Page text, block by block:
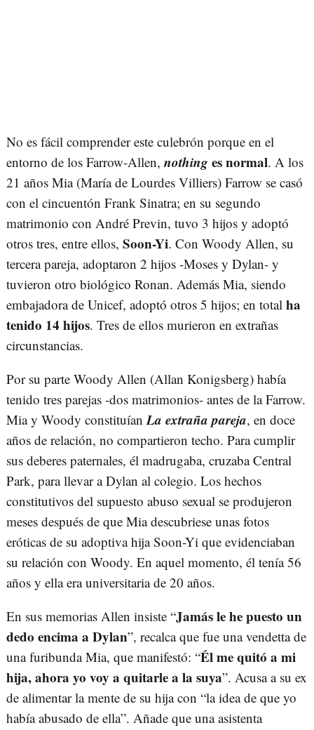
No es fácil comprender este culebrón porque en el
entorno de los Farrow-Allen, nothing es normal. A los
21 años Mia (María de Lourdes Villiers) Farrow se casó
con el cincuentón Frank Sinatra; en su segundo
matrimonio con André Previn, tuvo 3 hijos y adoptó
otros tres, entre ellos, Soon-Yi. Con Woody Allen, su
tercera pareja, adoptaron 2 hijos -Moses y Dylan- y
tuvieron otro biológico Ronan. Además Mia, siendo
embajadora de Unicef, adoptó otros 5 hijos; en total ha
tenido 14 hijos. Tres de ellos murieron en extrañas
circunstancias.
Por su parte Woody Allen (Allan Konigsberg) había
tenido tres parejas -dos matrimonios- antes de la Farrow.
Mia y Woody constituíanLa extraña pareja, en doce
años de relación, no compartieron techo. Para cumplir
sus deberes paternales, él madrugaba, cruzaba Central
Park, para llevar a Dylan al colegio. Los hechos
constitutivos del supuesto abuso sexual se produjeron
meses después de que Mia descubriese unas fotos
eróticas de su adoptiva hija Soon-Yi que evidenciaban
su relación con Woody. En aquel momento, él tenía 56
años y ella era universitaria de 20 años.
En sus memorias Allen insiste “Jamás le he puesto un
dedo encima a Dylan”, recalca que fue una vendetta de
una furibunda Mia, que manifestó: “Él me quitó a mi
hija, ahora yo voy a quitarle a la suya”. Acusa a su ex
de alimentar la mente de su hija con “la idea de que yo
había abusado de ella”. Añade que una asistenta